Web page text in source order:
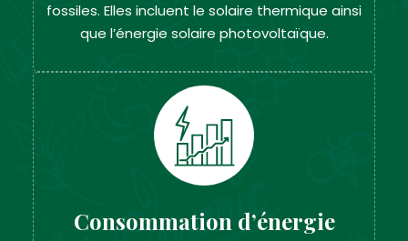
fossiles. Elles incluent le solaire thermique ainsi
que l’énergie solaire photovoltaïque.
Consommation d’énergie